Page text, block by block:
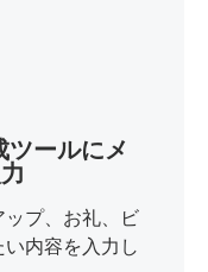
ツールにメ
プ、お礼、ビ
内容を入力し